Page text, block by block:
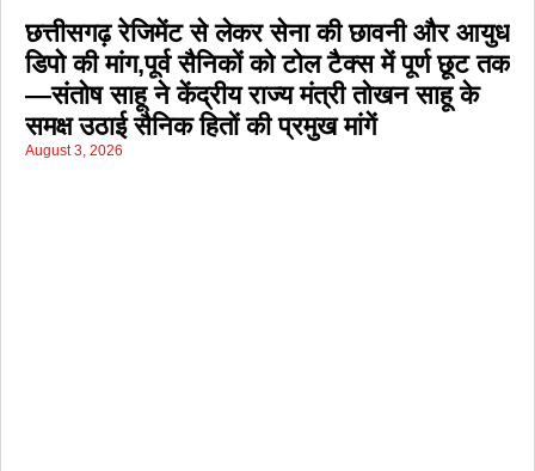
छत्तीसगढ़ रेजिमेंट से लेकर सेना की छावनी और आयुध
डिपो की मांग,पूर्व सैनिकों को टोल टैक्स में पूर्ण छूट तक
—संतोष साहू ने केंद्रीय राज्य मंत्री तोखन साहू के
समक्ष उठाई सैनिक हितों की प्रमुख मांगें
August 3, 2026